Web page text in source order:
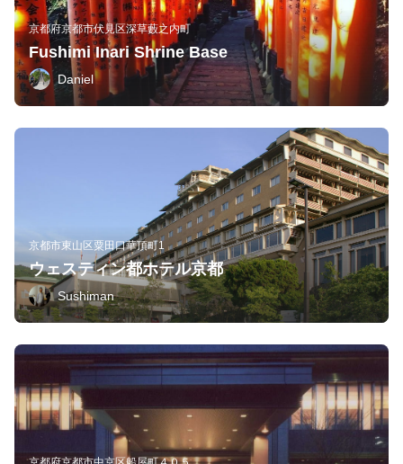
京都府京都市伏見区深草藪之内町
Fushimi Inari Shrine Base
Daniel
京都市東山区粟田口華頂町1
ウェスティン都ホテル京都
Sushiman